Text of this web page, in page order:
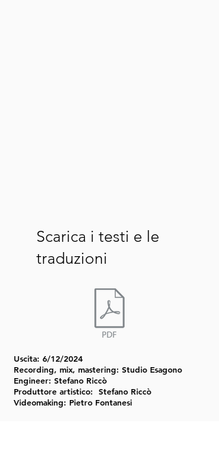
Scarica i testi e le
traduzioni
Uscita: 6/12/2024
Recording, mix, mastering: Studio Esagono
Engineer: Stefano Riccò
Produttore artistico: Stefano Riccò
Videomaking: Pietro Fontanesi